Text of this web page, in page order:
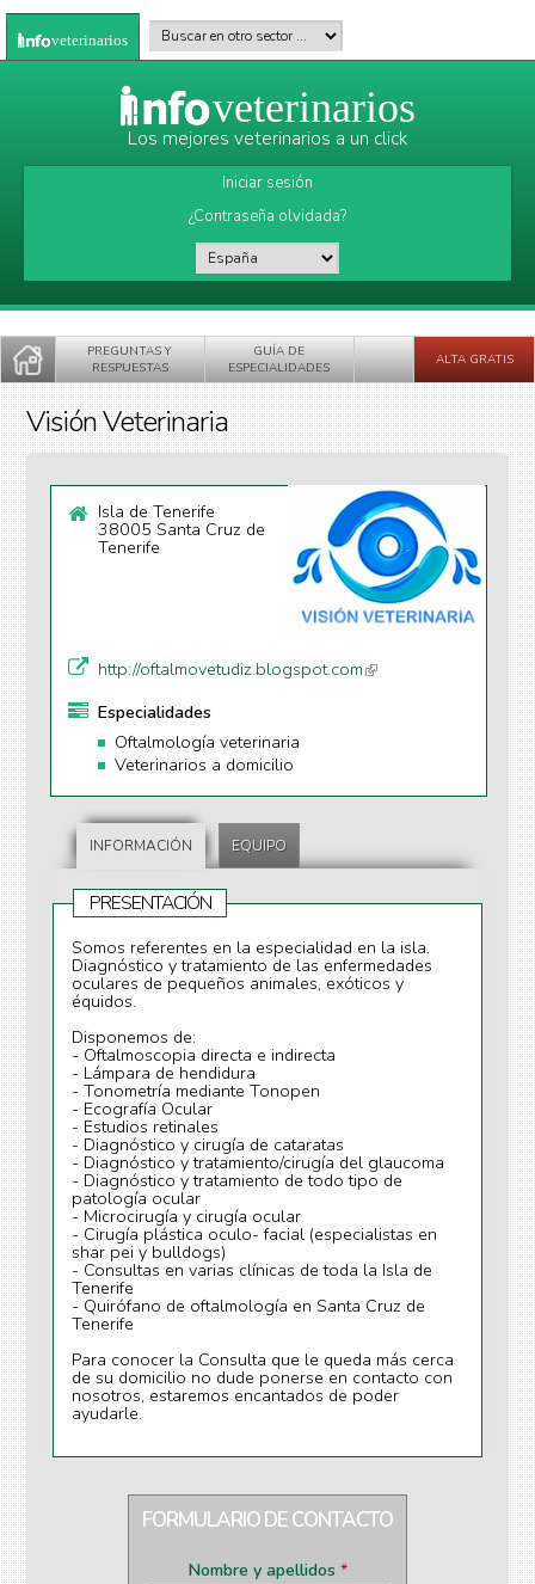
Pasar al contenido principal
veterinarios Buscar en otro sector
veterinarios
Los mejores veterinarios a un click
Iniciar sesión
¿Contraseña olvidada?
PREGUNTAS Y
RESPUESTAS
GUÍA DE
ESPECIALIDADES
ALTA GRATIS
Visión Veterinaria
Isla de Tenerife
38005 Santa Cruz de
Tenerife
http://oftalmovetudiz.blogspot.com(li
xt
n
Especialidades
Oftalmología veterinaria
Veterinarios a domicilio
INFORMACIÓN EQUIPO
PRESENTACIÓN
Somos referentes en la especialidad en la isla.
Diagnóstico y tratamiento de las enfermedades
oculares de pequeños animales, exóticos y
équidos.
Disponemos de:
- Oftalmoscopia directa e indirecta
- Lámpara de hendidura
- Tonometría mediante Tonopen
- Ecografía Ocular
- Estudios retinales
- Diagnóstico y cirugía de cataratas
- Diagnóstico y tratamiento/cirugía del glaucoma
- Diagnóstico y tratamiento de todo tipo de
patología ocular
- Microcirugía y cirugía ocular
- Cirugía plástica oculo- facial (especialistas en
shar pei y bulldogs)
- Consultas en varias clínicas de toda la Isla de
Tenerife
- Quirófano de oftalmología en Santa Cruz de
Tenerife
Para conocer la Consulta que le queda más cerca
de su domicilio no dude ponerse en contacto con
nosotros, estaremos encantados de poder
ayudarle.
FORMULARIO DE CONTACTO
Nombre y apellidos *